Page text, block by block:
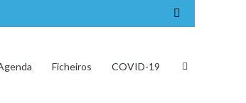
Ficheiros COVID-19